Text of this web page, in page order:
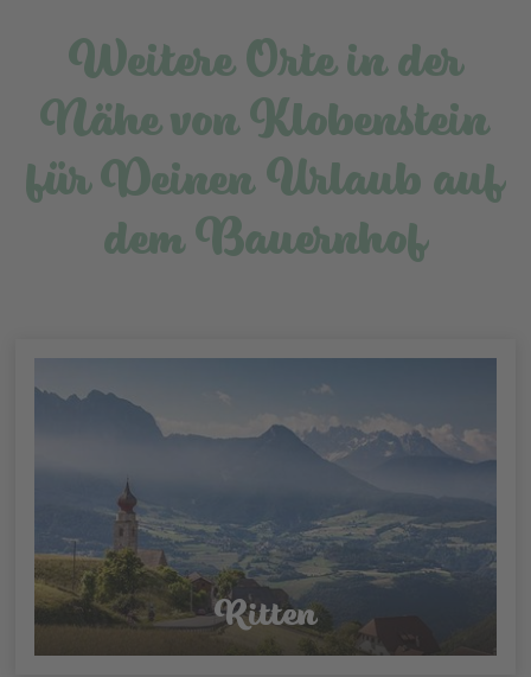
Weitere Orte in der
Nähe von Klobenstein
für Deinen Urlaub auf
dem Bauernhof
Ritten